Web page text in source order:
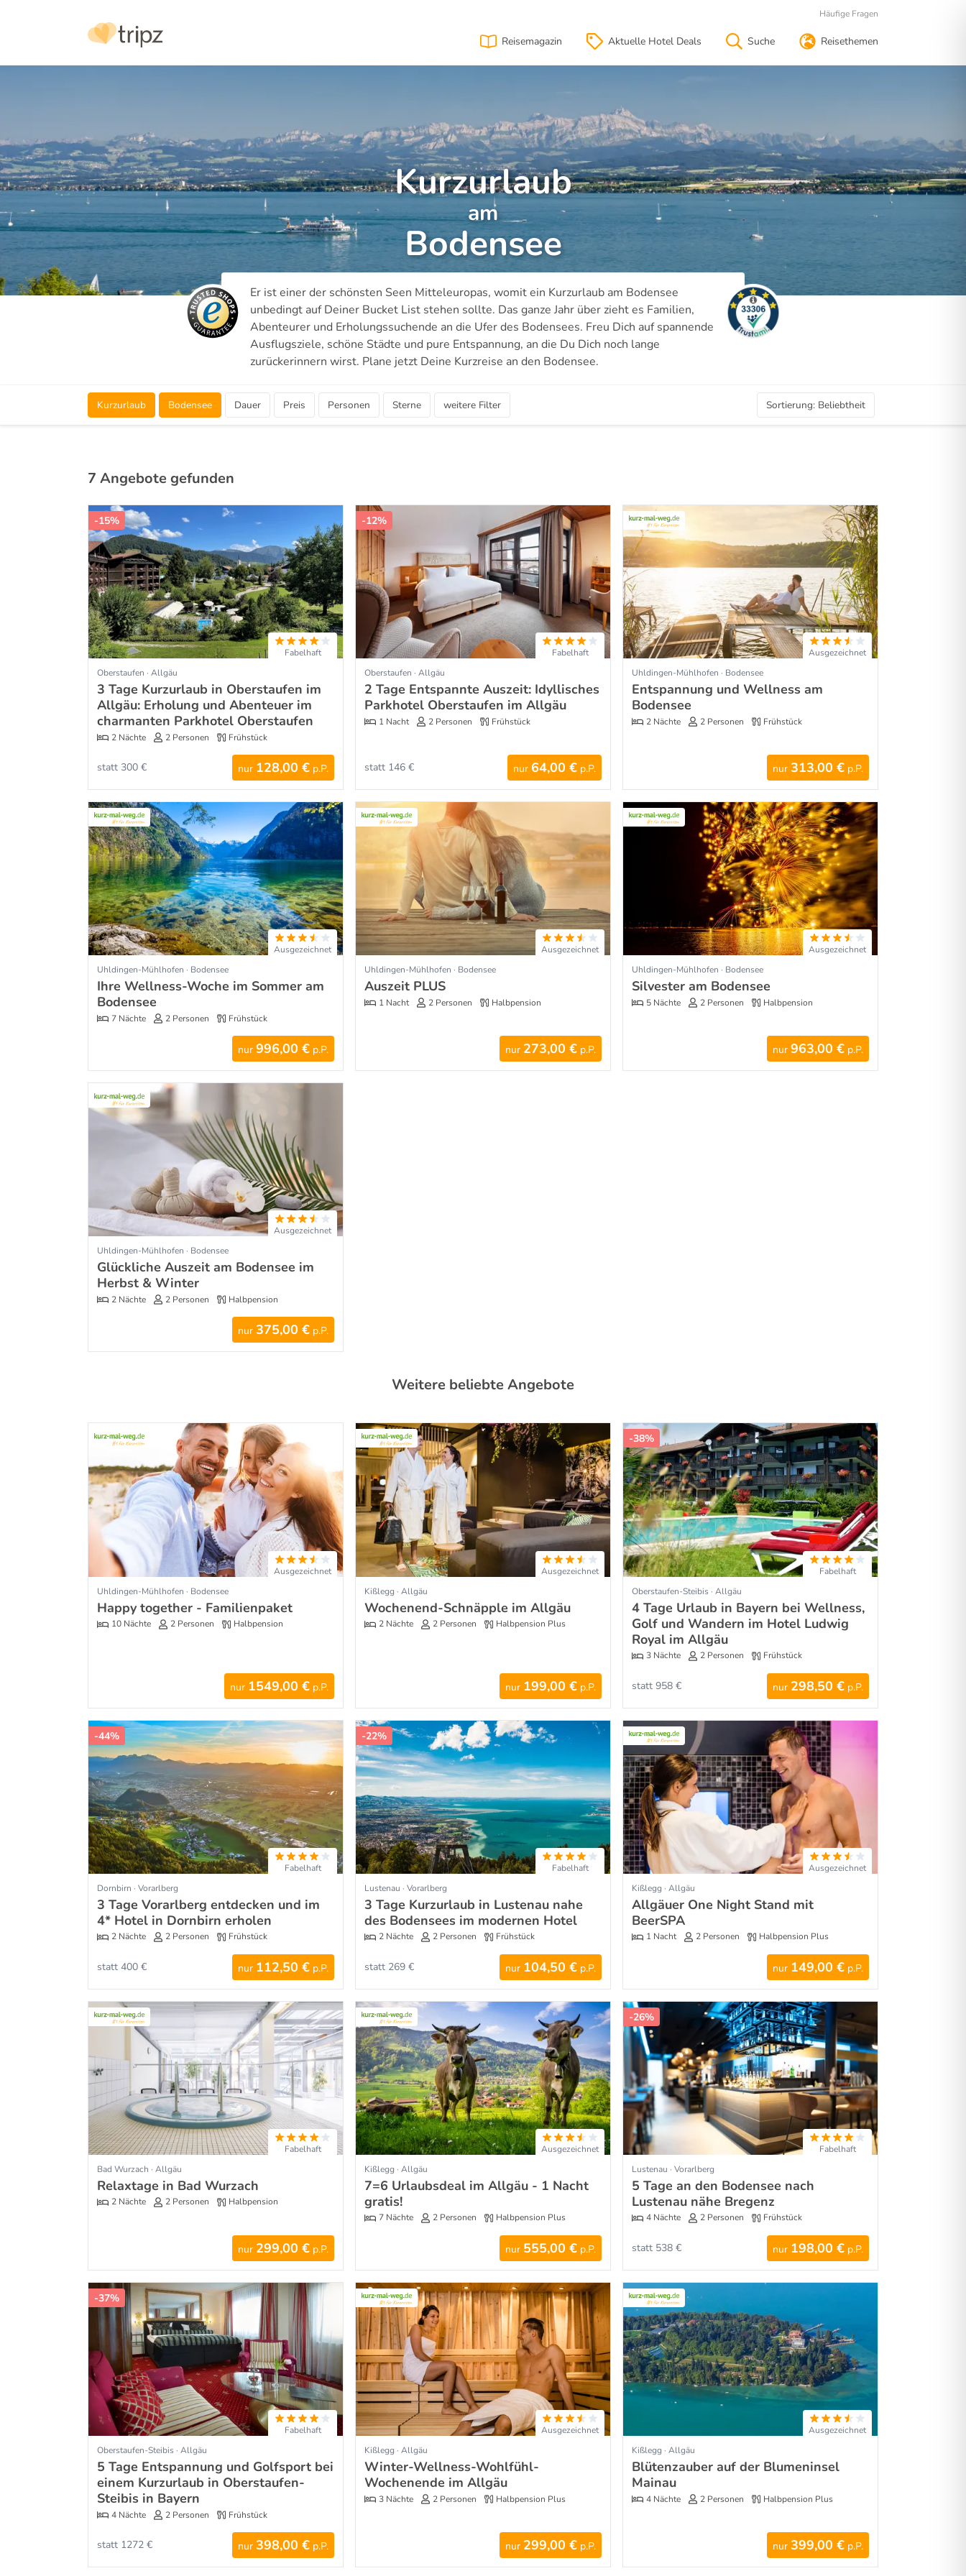
Reisemagazin Aktuelle Hotel Deals Suche Reisethemen
Häufige Fragen
Kurzurlaub
am
Bodensee
Er ist einer der schönsten Seen Mitteleuropas, womit ein Kurzurlaub am Bodensee
unbedingt auf Deiner Bucket List stehen sollte. Das ganze Jahr über zieht es Familien,
Abenteurer und Erholungssuchende an die Ufer des Bodensees. Freu Dich auf spannende
Ausflugsziele, schöne Städte und pure Entspannung, an die Du Dich noch lange
zurückerinnern wirst. Plane jetzt Deine Kurzreise an den Bodensee.
Kurzurlaub Bodensee Dauer Preis Personen Sterne weitere Filter Sortierung: Beliebtheit
7 Angebote gefunden
-15%
Fabelhaft
Oberstaufen · Allgäu
3 Tage Kurzurlaub in Oberstaufen im
Allgäu: Erholung und Abenteuer im
charmanten Parkhotel Oberstaufen
2 Nächte 2 Personen Frühstück
nur 128,00 € p.P.
statt 300 €
-12%
Fabelhaft
Oberstaufen · Allgäu
2 Tage Entspannte Auszeit: Idyllisches
Parkhotel Oberstaufen im Allgäu
1 Nacht 2 Personen Frühstück
nur 64,00 € p.P.
statt 146 €
Ausgezeichnet
Uhldingen-Mühlhofen · Bodensee
Entspannung und Wellness am
Bodensee
2 Nächte 2 Personen Frühstück
nur 313,00 € p.P.
Ausgezeichnet
Uhldingen-Mühlhofen · Bodensee
Ihre Wellness-Woche im Sommer am
Bodensee
7 Nächte 2 Personen Frühstück
nur 996,00 € p.P.
Ausgezeichnet
Uhldingen-Mühlhofen · Bodensee
Auszeit PLUS
1 Nacht 2 Personen Halbpension
nur 273,00 € p.P.
Ausgezeichnet
Uhldingen-Mühlhofen · Bodensee
Silvester am Bodensee
5 Nächte 2 Personen Halbpension
nur 963,00 € p.P.
Ausgezeichnet
Uhldingen-Mühlhofen · Bodensee
Glückliche Auszeit am Bodensee im
Herbst & Winter
2 Nächte 2 Personen Halbpension
nur 375,00 € p.P.
Weitere beliebte Angebote
Ausgezeichnet
Uhldingen-Mühlhofen · Bodensee
Happy together - Familienpaket
10 Nächte 2 Personen Halbpension
nur 1549,00 € p.P.
Ausgezeichnet
Kißlegg · Allgäu
Wochenend-Schnäpple im Allgäu
2 Nächte 2 Personen Halbpension Plus
nur 199,00 € p.P.
-38%
Fabelhaft
Oberstaufen-Steibis · Allgäu
4 Tage Urlaub in Bayern bei Wellness,
Golf und Wandern im Hotel Ludwig
Royal im Allgäu
3 Nächte 2 Personen Frühstück
nur 298,50 € p.P.
statt 958 €
-44%
Fabelhaft
Dornbirn · Vorarlberg
3 Tage Vorarlberg entdecken und im
4* Hotel in Dornbirn erholen
2 Nächte 2 Personen Frühstück
nur 112,50 € p.P.
statt 400 €
-22%
Fabelhaft
Lustenau · Vorarlberg
3 Tage Kurzurlaub in Lustenau nahe
des Bodensees im modernen Hotel
2 Nächte 2 Personen Frühstück
nur 104,50 € p.P.
statt 269 €
Ausgezeichnet
Kißlegg · Allgäu
Allgäuer One Night Stand mit
BeerSPA
1 Nacht 2 Personen Halbpension Plus
nur 149,00 € p.P.
Fabelhaft
Bad Wurzach · Allgäu
Relaxtage in Bad Wurzach
2 Nächte 2 Personen Halbpension
nur 299,00 € p.P.
Ausgezeichnet
Kißlegg · Allgäu
7=6 Urlaubsdeal im Allgäu - 1 Nacht
gratis!
7 Nächte 2 Personen Halbpension Plus
nur 555,00 € p.P.
-26%
Fabelhaft
Lustenau · Vorarlberg
5 Tage an den Bodensee nach
Lustenau nähe Bregenz
4 Nächte 2 Personen Frühstück
nur 198,00 € p.P.
statt 538 €
-37%
Fabelhaft
Oberstaufen-Steibis · Allgäu
5 Tage Entspannung und Golfsport bei
einem Kurzurlaub in Oberstaufen-
Steibis in Bayern
4 Nächte 2 Personen Frühstück
nur 398,00 € p.P.
statt 1272 €
Ausgezeichnet
Kißlegg · Allgäu
Winter-Wellness-Wohlfühl-
Wochenende im Allgäu
3 Nächte 2 Personen Halbpension Plus
nur 299,00 € p.P.
Ausgezeichnet
Kißlegg · Allgäu
Blütenzauber auf der Blumeninsel
Mainau
4 Nächte 2 Personen Halbpension Plus
nur 399,00 € p.P.